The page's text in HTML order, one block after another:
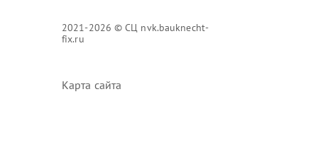
2021-2026 © СЦ nvk.bauknecht-
fix.ru
Карта сайта